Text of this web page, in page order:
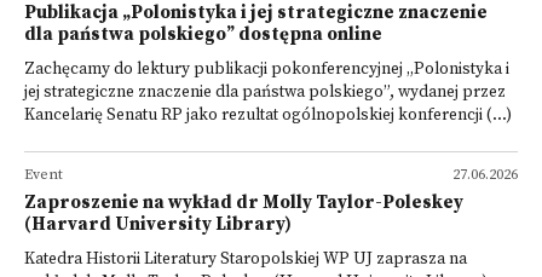
Publikacja „Polonistyka i jej strategiczne znaczenie
dla państwa polskiego” dostępna online
Zachęcamy do lektury publikacji pokonferencyjnej „Polonistyka i
jej strategiczne znaczenie dla państwa polskiego”, wydanej przez
Kancelarię Senatu RP jako rezultat ogólnopolskiej konferencji (...)
27.06.2026
Event
Zaproszenie na wykład dr Molly Taylor-Poleskey
(Harvard University Library)
Katedra Historii Literatury Staropolskiej WP UJ zaprasza na